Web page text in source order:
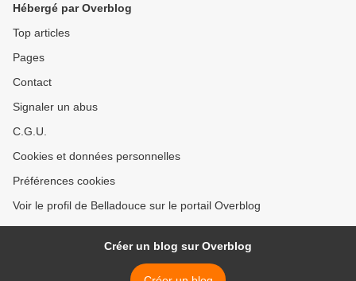
Hébergé par Overblog
Top articles
Pages
Contact
Signaler un abus
C.G.U.
Cookies et données personnelles
Préférences cookies
Voir le profil de Belladouce sur le portail Overblog
Créer un blog sur Overblog